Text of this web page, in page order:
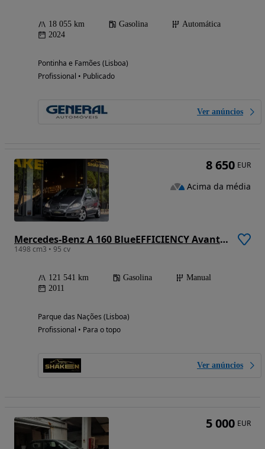
18 055 km Gasolina
Automática
2024
Pontinha e Famões (Lisboa)
Profissional • Publicado
Ver anúncios
Mercedes-Benz A 160 BlueEFFICIENCY Avantgarde
1498 cm3 • 95 cv
121 541 km Gasolina
Manual
2011
Parque das Nações (Lisboa)
Profissional • Para o topo
Ver anúncios
8 650 EUR
Acima da média
5 000 EUR